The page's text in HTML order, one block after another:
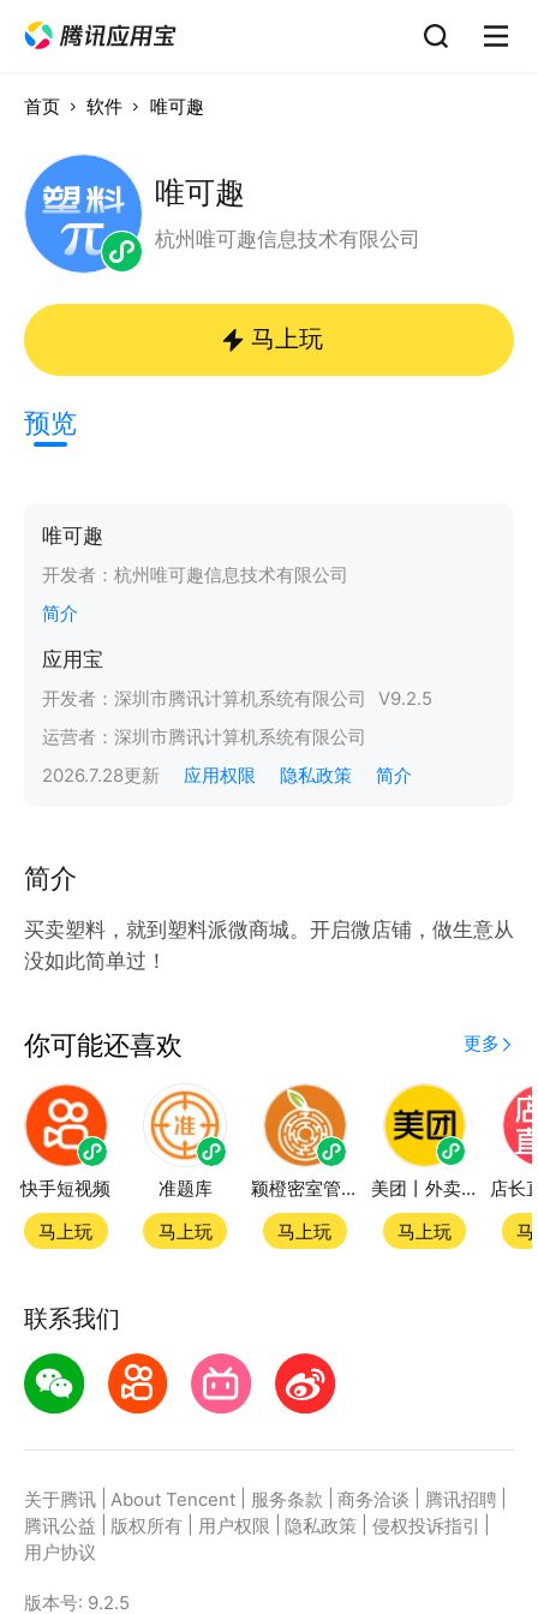
首页 软件 唯可趣
唯可趣
杭州唯可趣信息技术有限公司
马上玩
预览
唯可趣
开发者： 杭州唯可趣信息技术有限公司
简介
应用宝
开发者： 深圳市腾讯计算机系统有限公司 V9.2.5
运营者： 深圳市腾讯计算机系统有限公司
2026.7.28更新 应用权限 隐私政策 简介
简介
买卖塑料，就到塑料派微商城。开启微店铺，做生意从
没如此简单过！
你可能还喜欢 更多
快手短视频
马上玩
准题库
马上玩
颖橙密室管家SmartOrange
马上玩
美团丨外卖团购特价美食酒店电影
马上玩
联系我们
关于腾讯 About Tencent 服务条款 商务洽谈 腾讯招聘
腾讯公益
版权所有 用户权限 隐私政策 侵权投诉指引
用户协议
版本号: 9.2.5